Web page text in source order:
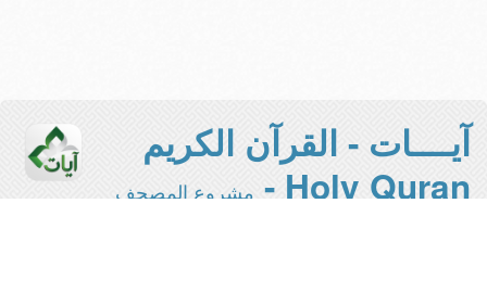
آيــــات - القرآن الكريم
Holy Quran -
مشروع المصحف